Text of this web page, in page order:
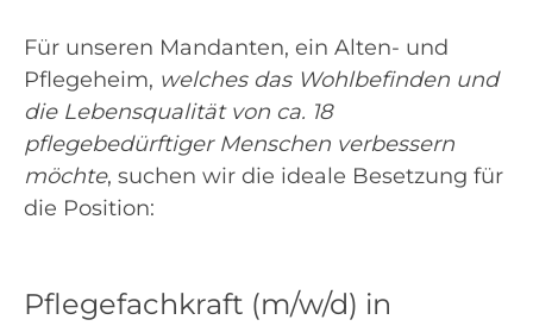
Für unseren Mandanten, ein Alten- und
Pflegeheim, welches das Wohlbefinden und
die Lebensqualität von ca. 18
pflegebedürftiger Menschen verbessern
möchte, suchen wir die ideale Besetzung für
die Position:
Pflegefachkraft (m/w/d) in